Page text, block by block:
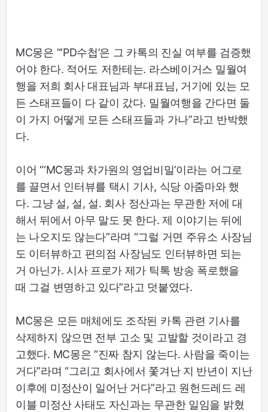
MC몽은 “‘PD수첩’은 그 카톡의 진실 여부를 검증했
어야 한다. 적어도 저한테는. 라스베이거스 밀월여
행을 저희 회사 대표님과 부대표님, 거기에 있는 모
든 스태프들이 다 같이 갔다. 밀월여행을 간다면 둘
이 가지 어떻게 모든 스태프들과 가나”라고 반박했
다.
이어 “‘MC몽과 차가원의 영업비밀’이라는 어그로
를 끌면서 인터뷰를 택시 기사, 식당 아줌마와 했
다. 그냥 설, 설, 설. 회사 정산과는 무관한 저에 대
해서 뒤에서 아무 말도 못 한다. 제 이야기는 뒤에
는 나오지도 않는다”라며 “그럴 거면 주유소 사장님
도 이터뷰하고 편의점 사장님도 인터뷰하면 되는
거 아닌가. 시사 프로가 제가 틱톡 방송 폭로했을
때 그걸 변명하고 있다”라고 덧붙였다.
MC몽은 모든 매체에도 조작된 카톡 관련 기사를
삭제하지 않으면 전부 고소 및 고발할 것이라고 경
고했다. MC몽은 “진짜 참지 않는다. 사람을 죽이는
거다”라며 “그리고 회사에서 쫓겨난 지 반년이 지난
이후에 미정산이 일어난 거다”라고 원헌드레드 레
이블 미정산 사태도 자신과는 무관한 일임을 밝혔